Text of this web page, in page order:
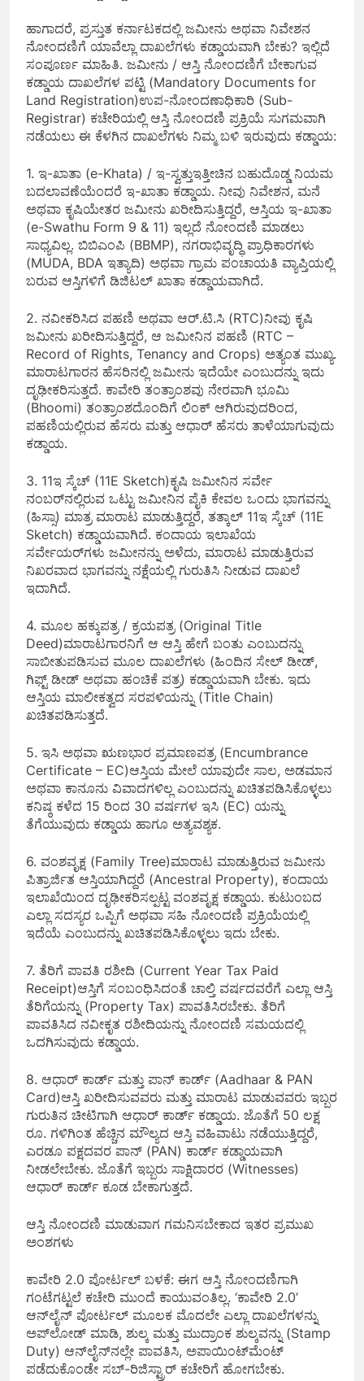
ಹಾಗಾದರೆ, ಪ್ರಸ್ತುತ ಕರ್ನಾಟಕದಲ್ಲಿ ಜಮೀನು ಅಥವಾ ನಿವೇಶನ
ನೋಂದಣಿಗೆ ಯಾವೆಲ್ಲಾ ದಾಖಲೆಗಳು ಕಡ್ಡಾಯವಾಗಿ ಬೇಕು? ಇಲ್ಲಿದೆ
ಸಂಪೂರ್ಣ ಮಾಹಿತಿ. ಜಮೀನು / ಆಸ್ತಿ ನೋಂದಣಿಗೆ ಬೇಕಾಗುವ
ಕಡ್ಡಾಯ ದಾಖಲೆಗಳ ಪಟ್ಟಿ (Mandatory Documents for
Land Registration)ಉಪ-ನೋಂದಣಾಧಿಕಾರಿ (Sub-
Registrar) ಕಚೇರಿಯಲ್ಲಿ ಆಸ್ತಿ ನೋಂದಣಿ ಪ್ರಕ್ರಿಯೆ ಸುಗಮವಾಗಿ
ನಡೆಯಲು ಈ ಕೆಳಗಿನ ದಾಖಲೆಗಳು ನಿಮ್ಮ ಬಳಿ ಇರುವುದು ಕಡ್ಡಾಯ:
1. ಇ-ಖಾತಾ (e-Khata) / ಇ-ಸ್ವತ್ತುಇತ್ತೀಚಿನ ಬಹುದೊಡ್ಡ ನಿಯಮ
ಬದಲಾವಣೆಯೆಂದರೆ ಇ-ಖಾತಾ ಕಡ್ಡಾಯ. ನೀವು ನಿವೇಶನ, ಮನೆ
ಅಥವಾ ಕೃಷಿಯೇತರ ಜಮೀನು ಖರೀದಿಸುತ್ತಿದ್ದರೆ, ಆಸ್ತಿಯ ಇ-ಖಾತಾ
(e-Swathu Form 9 & 11) ಇಲ್ಲದೆ ನೋಂದಣಿ ಮಾಡಲು
ಸಾಧ್ಯವಿಲ್ಲ. ಬಿಬಿಎಂಪಿ (BBMP), ನಗರಾಭಿವೃದ್ಧಿ ಪ್ರಾಧಿಕಾರಗಳು
(MUDA, BDA ಇತ್ಯಾದಿ) ಅಥವಾ ಗ್ರಾಮ ಪಂಚಾಯತಿ ವ್ಯಾಪ್ತಿಯಲ್ಲಿ
ಬರುವ ಆಸ್ತಿಗಳಿಗೆ ಡಿಜಿಟಲ್ ಖಾತಾ ಕಡ್ಡಾಯವಾಗಿದೆ.
2. ನವೀಕರಿಸಿದ ಪಹಣಿ ಅಥವಾ ಆರ್.ಟಿ.ಸಿ (RTC)ನೀವು ಕೃಷಿ
ಜಮೀನು ಖರೀದಿಸುತ್ತಿದ್ದರೆ, ಆ ಜಮೀನಿನ ಪಹಣಿ (RTC –
Record of Rights, Tenancy and Crops) ಅತ್ಯಂತ ಮುಖ್ಯ.
ಮಾರಾಟಗಾರನ ಹೆಸರಿನಲ್ಲಿ ಜಮೀನು ಇದೆಯೇ ಎಂಬುದನ್ನು ಇದು
ದೃಢೀಕರಿಸುತ್ತದೆ. ಕಾವೇರಿ ತಂತ್ರಾಂಶವು ನೇರವಾಗಿ ಭೂಮಿ
(Bhoomi) ತಂತ್ರಾಂಶದೊಂದಿಗೆ ಲಿಂಕ್ ಆಗಿರುವುದರಿಂದ,
ಪಹಣಿಯಲ್ಲಿರುವ ಹೆಸರು ಮತ್ತು ಆಧಾರ್ ಹೆಸರು ತಾಳೆಯಾಗುವುದು
ಕಡ್ಡಾಯ.
3. 11ಇ ಸ್ಕೆಚ್ (11E Sketch)ಕೃಷಿ ಜಮೀನಿನ ಸರ್ವೇ
ನಂಬರ್‌ನಲ್ಲಿರುವ ಒಟ್ಟು ಜಮೀನಿನ ಪೈಕಿ ಕೇವಲ ಒಂದು ಭಾಗವನ್ನು
(ಹಿಸ್ಸಾ) ಮಾತ್ರ ಮಾರಾಟ ಮಾಡುತ್ತಿದ್ದರೆ, ತತ್ಕಾಲ್ 11ಇ ಸ್ಕೆಚ್ (11E
Sketch) ಕಡ್ಡಾಯವಾಗಿದೆ. ಕಂದಾಯ ಇಲಾಖೆಯ
ಸರ್ವೇಯರ್‌ಗಳು ಜಮೀನನ್ನು ಅಳೆದು, ಮಾರಾಟ ಮಾಡುತ್ತಿರುವ
ನಿಖರವಾದ ಭಾಗವನ್ನು ನಕ್ಷೆಯಲ್ಲಿ ಗುರುತಿಸಿ ನೀಡುವ ದಾಖಲೆ
ಇದಾಗಿದೆ.
4. ಮೂಲ ಹಕ್ಕುಪತ್ರ / ಕ್ರಯಪತ್ರ (Original Title
Deed)ಮಾರಾಟಗಾರನಿಗೆ ಆ ಆಸ್ತಿ ಹೇಗೆ ಬಂತು ಎಂಬುದನ್ನು
ಸಾಬೀತುಪಡಿಸುವ ಮೂಲ ದಾಖಲೆಗಳು (ಹಿಂದಿನ ಸೇಲ್ ಡೀಡ್,
ಗಿಫ್ಟ್ ಡೀಡ್ ಅಥವಾ ಹಂಚಿಕೆ ಪತ್ರ) ಕಡ್ಡಾಯವಾಗಿ ಬೇಕು. ಇದು
ಆಸ್ತಿಯ ಮಾಲೀಕತ್ವದ ಸರಪಳಿಯನ್ನು (Title Chain)
ಖಚಿತಪಡಿಸುತ್ತದೆ.
5. ಇಸಿ ಅಥವಾ ಋಣಭಾರ ಪ್ರಮಾಣಪತ್ರ (Encumbrance
Certificate – EC)ಆಸ್ತಿಯ ಮೇಲೆ ಯಾವುದೇ ಸಾಲ, ಅಡಮಾನ
ಅಥವಾ ಕಾನೂನು ವಿವಾದಗಳಿಲ್ಲ ಎಂಬುದನ್ನು ಖಚಿತಪಡಿಸಿಕೊಳ್ಳಲು
ಕನಿಷ್ಠ ಕಳೆದ 15 ರಿಂದ 30 ವರ್ಷಗಳ ಇಸಿ (EC) ಯನ್ನು
ತೆಗೆಯುವುದು ಕಡ್ಡಾಯ ಹಾಗೂ ಅತ್ಯವಶ್ಯಕ.
6. ವಂಶವೃಕ್ಷ (Family Tree)ಮಾರಾಟ ಮಾಡುತ್ತಿರುವ ಜಮೀನು
ಪಿತ್ರಾರ್ಜಿತ ಆಸ್ತಿಯಾಗಿದ್ದರೆ (Ancestral Property), ಕಂದಾಯ
ಇಲಾಖೆಯಿಂದ ದೃಢೀಕರಿಸಲ್ಪಟ್ಟ ವಂಶವೃಕ್ಷ ಕಡ್ಡಾಯ. ಕುಟುಂಬದ
ಎಲ್ಲಾ ಸದಸ್ಯರ ಒಪ್ಪಿಗೆ ಅಥವಾ ಸಹಿ ನೋಂದಣಿ ಪ್ರಕ್ರಿಯೆಯಲ್ಲಿ
ಇದೆಯೆ ಎಂಬುದನ್ನು ಖಚಿತಪಡಿಸಿಕೊಳ್ಳಲು ಇದು ಬೇಕು.
7. ತೆರಿಗೆ ಪಾವತಿ ರಶೀದಿ (Current Year Tax Paid
Receipt)ಆಸ್ತಿಗೆ ಸಂಬಂಧಿಸಿದಂತೆ ಚಾಲ್ತಿ ವರ್ಷದವರೆಗೆ ಎಲ್ಲಾ ಆಸ್ತಿ
ತೆರಿಗೆಯನ್ನು (Property Tax) ಪಾವತಿಸಿರಬೇಕು. ತೆರಿಗೆ
ಪಾವತಿಸಿದ ನವೀಕೃತ ರಶೀದಿಯನ್ನು ನೋಂದಣಿ ಸಮಯದಲ್ಲಿ
ಒದಗಿಸುವುದು ಕಡ್ಡಾಯ.
8. ಆಧಾರ್ ಕಾರ್ಡ್ ಮತ್ತು ಪಾನ್ ಕಾರ್ಡ್ (Aadhaar & PAN
Card)ಆಸ್ತಿ ಖರೀದಿಸುವವರು ಮತ್ತು ಮಾರಾಟ ಮಾಡುವವರು ಇಬ್ಬರ
ಗುರುತಿನ ಚೀಟಿಗಾಗಿ ಆಧಾರ್ ಕಾರ್ಡ್ ಕಡ್ಡಾಯ. ಜೊತೆಗೆ 50 ಲಕ್ಷ
ರೂ. ಗಳಿಗಿಂತ ಹೆಚ್ಚಿನ ಮೌಲ್ಯದ ಆಸ್ತಿ ವಹಿವಾಟು ನಡೆಯುತ್ತಿದ್ದರೆ,
ಎರಡೂ ಪಕ್ಷದವರ ಪಾನ್ (PAN) ಕಾರ್ಡ್ ಕಡ್ಡಾಯವಾಗಿ
ನೀಡಲೇಬೇಕು. ಜೊತೆಗೆ ಇಬ್ಬರು ಸಾಕ್ಷಿದಾರರ (Witnesses)
ಆಧಾರ್ ಕಾರ್ಡ್ ಕೂಡ ಬೇಕಾಗುತ್ತದೆ.
ಆಸ್ತಿ ನೋಂದಣಿ ಮಾಡುವಾಗ ಗಮನಿಸಬೇಕಾದ ಇತರ ಪ್ರಮುಖ
ಅಂಶಗಳು
ಕಾವೇರಿ 2.0 ಪೋರ್ಟಲ್ ಬಳಕೆ: ಈಗ ಆಸ್ತಿ ನೋಂದಣಿಗಾಗಿ
ಗಂಟೆಗಟ್ಟಲೆ ಕಚೇರಿ ಮುಂದೆ ಕಾಯುವಂತಿಲ್ಲ. ‘ಕಾವೇರಿ 2.0’
ಆನ್‌ಲೈನ್ ಪೋರ್ಟಲ್ ಮೂಲಕ ಮೊದಲೇ ಎಲ್ಲಾ ದಾಖಲೆಗಳನ್ನು
ಅಪ್‌ಲೋಡ್ ಮಾಡಿ, ಶುಲ್ಕ ಮತ್ತು ಮುದ್ರಾಂಕ ಶುಲ್ಕವನ್ನು (Stamp
Duty) ಆನ್‌ಲೈನ್‌ನಲ್ಲೇ ಪಾವತಿಸಿ, ಅಪಾಯಿಂಟ್‌ಮೆಂಟ್
ಪಡೆದುಕೊಂಡೇ ಸಬ್-ರಿಜಿಸ್ಟ್ರಾರ್ ಕಚೇರಿಗೆ ಹೋಗಬೇಕು.